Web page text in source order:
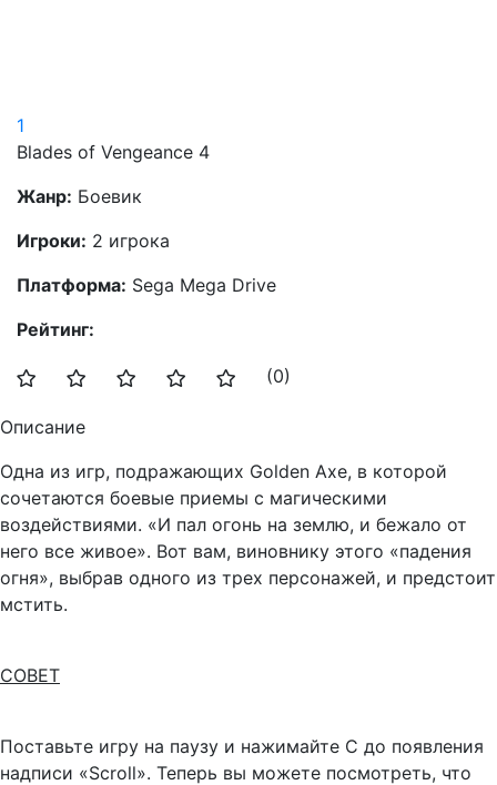
1
Blades of Vengeance 4
Жанр: Боевик
Игроки: 2 игрока
Платформа: Sega Mega Drive
Рейтинг:
(0)
Описание
Одна из игр, подражающих Golden Axe, в которой
сочетаются боевые приемы с магическими
воздействиями. «И пал огонь на землю, и бежало от
него все живое». Вот вам, виновнику этого «падения
огня», выбрав одного из трех персонажей, и предстоит
мстить.
СОВЕТ
Поставьте игру на паузу и нажимайте С до появления
надписи «Scroll». Теперь вы можете посмотреть, что